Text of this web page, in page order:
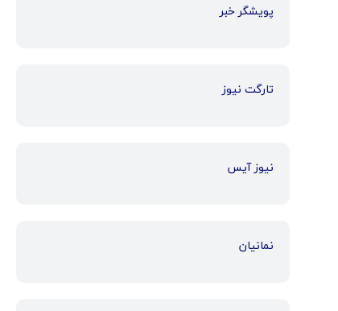
پویشگر خبر
تارگت نیوز
نیوز آیس
نمانیان